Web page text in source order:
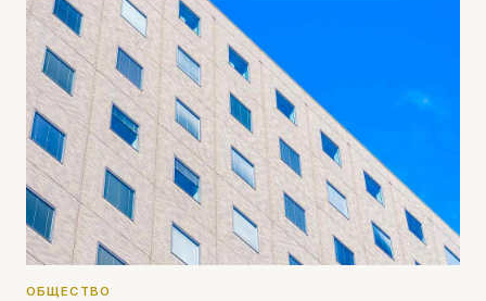
ОБЩЕСТВО